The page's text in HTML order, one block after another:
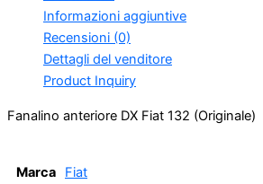
Informazioni aggiuntive
Recensioni (0)
Dettagli del venditore
Product Inquiry
Fanalino anteriore DX Fiat 132 (Originale)
Marca Fiat